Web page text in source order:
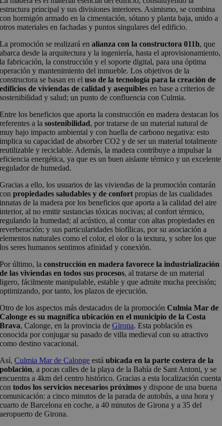
estructura principal y sus divisiones interiores. Asimismo, se combina
con hormigón armado en la cimentación, sótano y planta baja, unido a
otros materiales en fachadas y puntos singulares del edificio.
La promoción se realizará en alianza con la constructora 011h, que
abarca desde la arquitectura y la ingeniería, hasta el aprovisionamiento,
la fabricación, la construcción y el soporte digital, para una óptima
operación y mantenimiento del inmueble. Los objetivos de la
constructora se basan en eluso de la tecnología para la creación de
edificios de viviendas de calidad y asequibles en base a criterios de
sostenibilidad y salud; un punto de confluencia con Culmia.
Entre los beneficios que aporta la construcción en madera destacan los
referentes a la sostenibilidad, por tratarse de un material natural de
muy bajo impacto ambiental y con huella de carbono negativa: esto
implica su capacidad de absorber CO2 y de ser un material totalmente
reutilizable y reciclable. Además, la madera contribuye a impulsar la
eficiencia energética, ya que es un buen aislante térmico y un excelente
regulador de humedad.
Gracias a ello, los usuarios de las viviendas de la promoción contarán
conpropiedades saludables y de confort propias de las cualidades
innatas de la madera por los beneficios que aporta a la calidad del aire
interior, al no emitir sustancias tóxicas nocivas; al confort térmico,
regulando la humedad; al acústico, al contar con altas propiedades en
reverberación; y sus particularidades biofílicas, por su asociación a
elementos naturales como el color, el olor o la textura, y sobre los que
los seres humanos sentimos afinidad y conexión.
Por último, laconstrucción en madera favorece la industrialización
de las viviendas en todos sus procesos, al tratarse de un material
ligero, fácilmente manipulable, estable y que admite mucha precisión;
optimizando, por tanto, los plazos de ejecución.
Otro de los aspectos más destacados de la promociónCulmia Mar de
Calonge es su magnífica ubicación en el municipio de la Costa
Brava, Calonge, en la provincia deGirona. Esta población es
conocida por conjugar su pasado de villa medieval con su atractivo
como destino vacacional.
Así,Culmia Mar de Calonge estáubicada en la parte costera de la
población, a pocas calles de la playa de la Bahía de Sant Antoni, y se
encuentra a 4km del centro histórico. Gracias a esta localización cuenta
contodos los servicios necesarios próximos y dispone de una buena
comunicación: a cinco minutos de la parada de autobús, a una hora y
cuarto de Barcelona en coche, a 40 minutos de Girona y a 35 del
aeropuerto de Girona.